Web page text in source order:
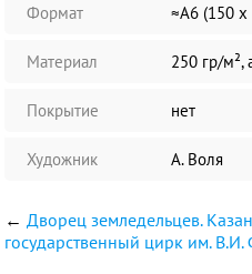
Формат ≈А6 (150
Материал 250 гр/м²,
Покрытие нет
Художник А. Воля
←Дворец земледельцев.
государственный цирк им. В.И.